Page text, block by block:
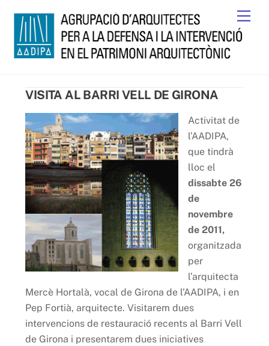
content
VISITA AL BARRI VELL DE GIRONA
Activitat de
l’AADIPA,
que tindrà
lloc el
dissabte 26
de
novembre
de 2011,
organitzada
per
l’arquitecta
Mercè Hortalà, vocal de Girona de l’AADIPA, i en
Pep Fortià, arquitecte. Visitarem dues
intervencions de restauració recents al Barri Vell
de Girona i presentarem dues iniciatives